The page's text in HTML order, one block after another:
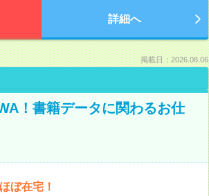
詳細へ
掲載日：2026.08.06
！書籍データに関わるお仕
ぼ在宅！